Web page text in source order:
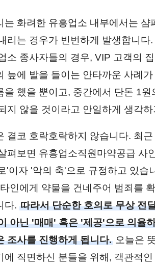
는 화려한 유흥업소 내부에서는
리는 경우가 빈번하게 발생합니다
소 종사자들의 경우, VIP 고객의
늪에 발을 들이는 안타까운 사례
을 했을 뿐이고, 중간에서 단돈 1원
지 않을 것이라고 안일하게 생각
결코 호락호락하지 않습니다. 최
펴보면 유흥업소직원마약공급 사
'이자 '악의 축'으로 규정하고 있습
인에게 약물을 건네주어 범죄를
다. 따라서 단순한 호의로 무상 전
아닌 '매매' 혹은 '제공'으로 의율
조사를 진행하게 됩니다. 오늘은
에 직면하신 분들을 위해, 객관적